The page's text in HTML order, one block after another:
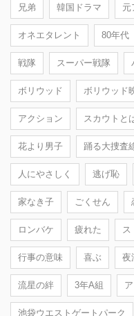
兄弟 韓国ドラマ 元
オネエタレント 80年代
戦隊 スーパー戦隊
ボリウッド ボリウッド
アクション スカウトと
花より男子 踊る大捜査
人にやさしく 逃げ恥
家なき子 ごくせん
ロンバケ 疲れた ス
行事の意味 喜ぶ 夜
流星の絆 3年A組
池袋ウエストゲートパーク